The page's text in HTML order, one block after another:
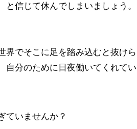
信じて休んでしまいましょう。
界でそこに足を踏み込むと抜けら
自分のために日夜働いてくれてい
ていませんか？